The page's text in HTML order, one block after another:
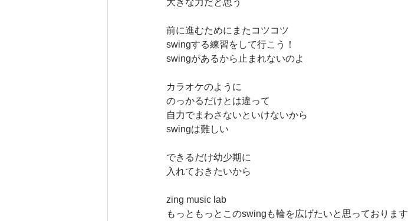
大きな力だと思う
前に進むためにまたコツコツ
swingする練習をして行こう！
swingがあるから止まれないのよ
カラオケのように
のっかるだけとは違って
自力でまわさないといけないから
swingは難しい
できるだけ幼少期に
入れておきたいから
zing music lab
もっともっとこのswingも輪を広げたいと思っております